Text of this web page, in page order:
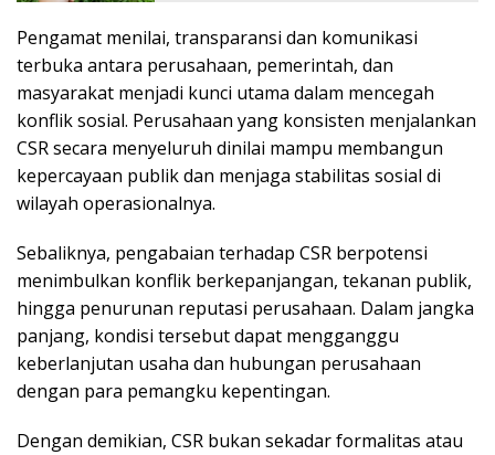
Pengamat menilai, transparansi dan komunikasi
terbuka antara perusahaan, pemerintah, dan
masyarakat menjadi kunci utama dalam mencegah
konflik sosial. Perusahaan yang konsisten menjalankan
CSR secara menyeluruh dinilai mampu membangun
kepercayaan publik dan menjaga stabilitas sosial di
wilayah operasionalnya.
Sebaliknya, pengabaian terhadap CSR berpotensi
menimbulkan konflik berkepanjangan, tekanan publik,
hingga penurunan reputasi perusahaan. Dalam jangka
panjang, kondisi tersebut dapat mengganggu
keberlanjutan usaha dan hubungan perusahaan
dengan para pemangku kepentingan.
Dengan demikian, CSR bukan sekadar formalitas atau